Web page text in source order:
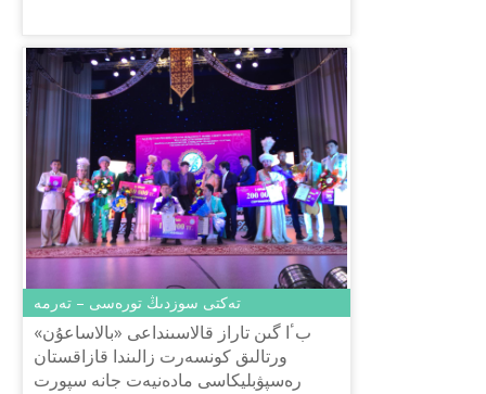
تەكتى سوزدىڭ تورەسى – تەرمە
بٴا گىن تاراز قالاسىنداعى «بالاساعۇن»
ورتالىق كونسەرت زالىندا قازاقستان
رەسپۋبليكاسى مادەنيەت جانە سپورت